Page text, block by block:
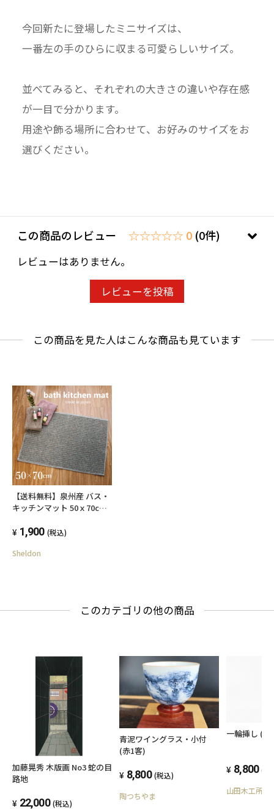
今回新たに登場したミニサイズは、
一番左の手のひらに収まる可愛らしいサイズ。
並べてみると、それぞれの大きさの違いや存在感
が一目で分かります。
用途や飾る場所に合わせて、お好みのサイズをお
選びください。
この商品のレビュー ☆☆☆☆☆ 0 (0件)
レビューはありません。
レビューを投稿
この商品を見た人はこんな商品も見ています
【送料無料】泉州産 バス・
キッチンマット 50ｘ70cm
ット おすすめ 人気 ウォッ
産 ギフト 洗濯 新生活 一人
1,900 (税込)
Sheldon
このカテゴリの他の商品
加藤晃秀 木版画 No3 蛇の目
路地
22,000 (税込)
青泥ワイングラス・小付
(赤1客)
8,800 (税込)
陶つちやま
一輪挿し (3
8,800 (税
山田木工所